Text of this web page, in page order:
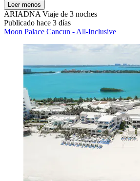
Leer menos
ARIADNAViaje de 3 noches
Publicado hace 3 días
Moon Palace Cancun - All-Inclusive